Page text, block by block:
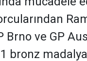
Brno ve GP
bronz